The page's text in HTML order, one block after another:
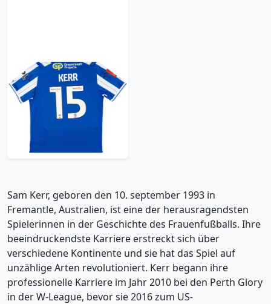
2023-24 Wigan FA Cup
Match Issue Home
Shirt Kerr #15
119.99£ · ca. €142
Sam Kerr, geboren den 10. september 1993 in
Fremantle, Australien, ist eine der herausragendsten
Spielerinnen in der Geschichte des Frauenfußballs. Ihre
beeindruckendste Karriere erstreckt sich über
verschiedene Kontinente und sie hat das Spiel auf
unzählige Arten revolutioniert. Kerr begann ihre
professionelle Karriere im Jahr 2010 bei den Perth Glory
in der W-League, bevor sie 2016 zum US-